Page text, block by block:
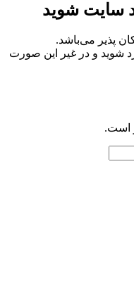
سایت شوید
پذیر می‌باشد.
شوید و در غیر این صورت
است.